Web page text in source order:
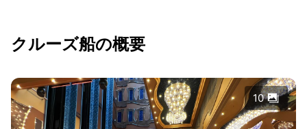
クルーズ船の概要
10